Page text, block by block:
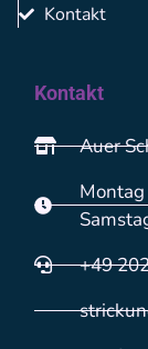
Kontakt
Kontakt
Auer
+49